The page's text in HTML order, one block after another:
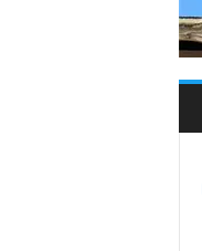
A
S